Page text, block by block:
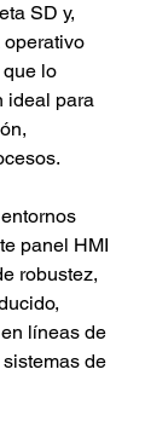
SD y,
lo
ideal para
panel HMI
robustez,
líneas de
de